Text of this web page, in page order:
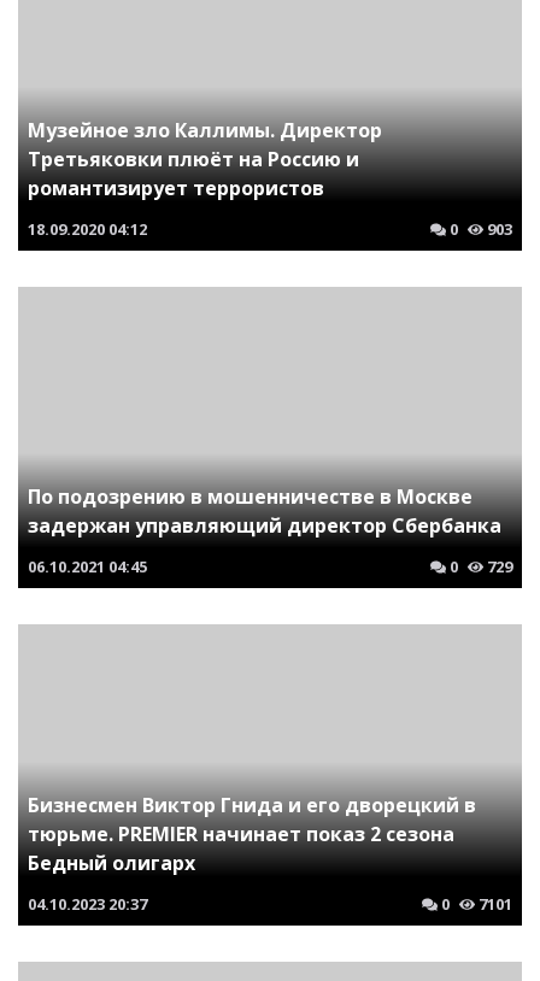
Музейное зло Каллимы. Директор
Третьяковки плюёт на Россию и
романтизирует террористов
18.09.2020 04:12 0 903
По подозрению в мошенничестве в Москве
задержан управляющий директор Сбербанка
06.10.2021 04:45 0 729
Бизнесмен Виктор Гнида и его дворецкий в
тюрьме. PREMIER начинает показ 2 сезона
Бедный олигарх
04.10.2023 20:37 0 7101